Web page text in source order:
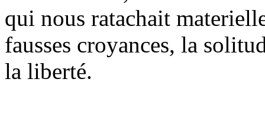
qui nous ratachait
fausses croyances, la
la liberté.